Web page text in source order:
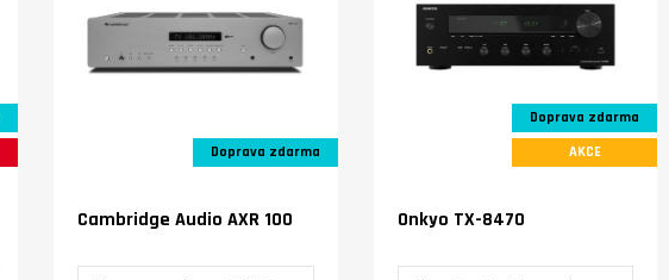
Doprava zdarma
Cambridge Audio AXR 100
Doprava zdarma
AKCE
Onkyo TX-8470